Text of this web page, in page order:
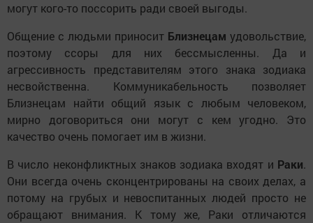
могут кого-то поссорить ради своей выгоды.
Общение с людьми приносит Близнецам удовольствие,
поэтому ссоры для них бессмысленны. Да и
агрессивность представителям этого знака зодиака
несвойственна. Коммуникабельность позволяет
Близнецам найти общий язык с любым человеком,
мирно договориться они могут с кем угодно. Это
качество очень помогает им в жизни.
В число неконфликтных знаков зодиака входят и Раки.
Они всегда очень сконцентрированы на своих делах, а
потому на грубых и невоспитанных людей просто не
обращают внимания. К тому же, Раки отличаются